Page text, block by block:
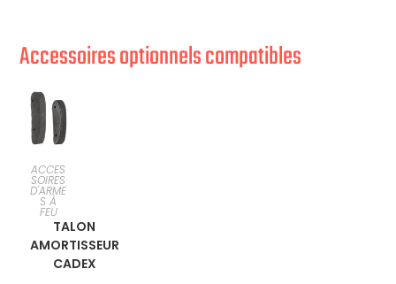
Accessoires optionnels compatibles
SÉLECTI
ONNER
UNE
OPTION
ACCES
SOIRES
D'ARME
S À
FEU
TALON
AMORTISSEUR
CADEX